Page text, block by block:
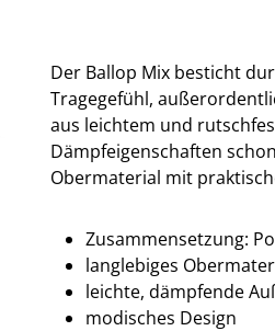
Der Ballop Mix besticht
Tragegefühl,
aus leichtem und
Dämpfeigenschaften
Obermaterial mit
Zusammensetzung:
langlebiges
leichte, dämpfende
modisches Design